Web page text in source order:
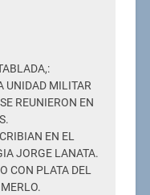
UNIDAD MILITAR
REUNIERON EN
EN EL
JORGE LANATA.
CON PLATA DEL